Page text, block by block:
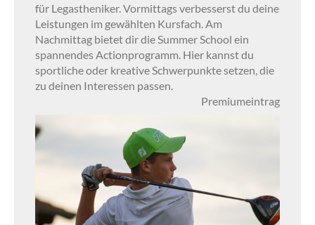
für Legastheniker. Vormittags verbesserst du deine
Leistungen im gewählten Kursfach. Am
Nachmittag bietet dir die Summer School ein
spannendes Actionprogramm. Hier kannst du
sportliche oder kreative Schwerpunkte setzen, die
zu deinen Interessen passen.
Premiumeintrag